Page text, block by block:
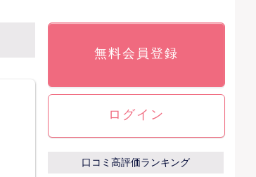
無料会員登録
ログイン
口コミ高評価ランキング